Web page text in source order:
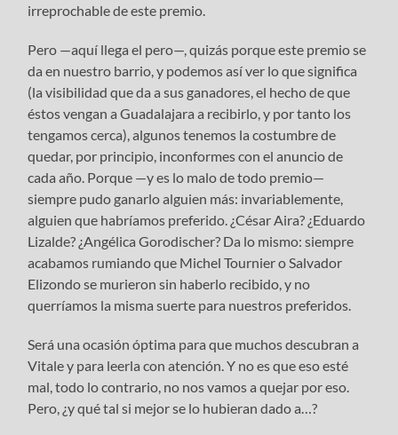
irreprochable de este premio.
Pero —aquí llega el pero—, quizás porque este premio se
da en nuestro barrio, y podemos así ver lo que significa
(la visibilidad que da a sus ganadores, el hecho de que
éstos vengan a Guadalajara a recibirlo, y por tanto los
tengamos cerca), algunos tenemos la costumbre de
quedar, por principio, inconformes con el anuncio de
cada año. Porque —y es lo malo de todo premio—
siempre pudo ganarlo alguien más: invariablemente,
alguien que habríamos preferido. ¿César Aira? ¿Eduardo
Lizalde? ¿Angélica Gorodischer? Da lo mismo: siempre
acabamos rumiando que Michel Tournier o Salvador
Elizondo se murieron sin haberlo recibido, y no
querríamos la misma suerte para nuestros preferidos.
Será una ocasión óptima para que muchos descubran a
Vitale y para leerla con atención. Y no es que eso esté
mal, todo lo contrario, no nos vamos a quejar por eso.
Pero, ¿y qué tal si mejor se lo hubieran dado a…?